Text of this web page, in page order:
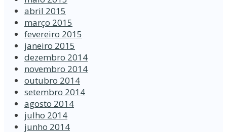
abril 2015
março 2015
fevereiro 2015
janeiro 2015
dezembro 2014
novembro 2014
outubro 2014
setembro 2014
agosto 2014
julho 2014
junho 2014